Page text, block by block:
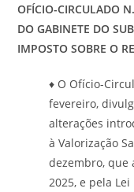
OFÍCIO-CIRCULADO
DO GABINETE DO
IMPOSTO SOBRE O
♦ O Ofício-
fevereiro,
alterações
à Valorização
dezembro, que
2025, e pela